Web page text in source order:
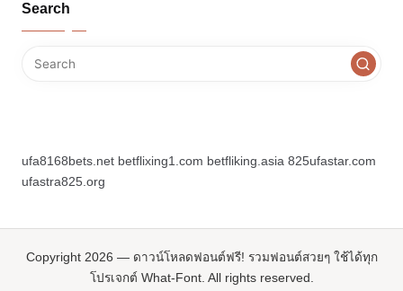
Search
ufa8168bets.net betflixing1.com betfliking.asia 825ufastar.com
ufastra825.org
Copyright 2026 — ดาวน์โหลดฟอนต์ฟรี! รวมฟอนต์สวยๆ ใช้ได้ทุก
โปรเจกต์ What-Font. All rights reserved.